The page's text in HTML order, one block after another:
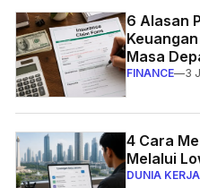
6 Alasan
Masa
FINANCE—3
4 Cara
Melalui
DUNIA KERJA